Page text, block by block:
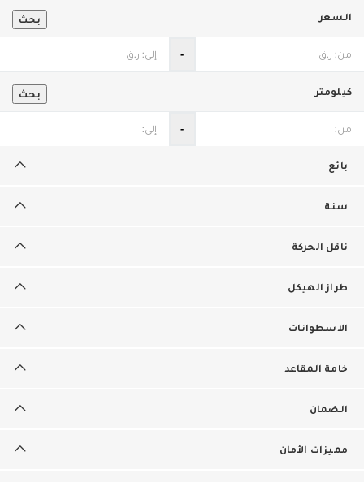
بحث السعر
‐
بحث كيلومتر
‐
بائع
سنة
ناقل الحركة
طراز الهيكل
الاسطوانات
خامة المقاعد
الضمان
مميزات الأمان